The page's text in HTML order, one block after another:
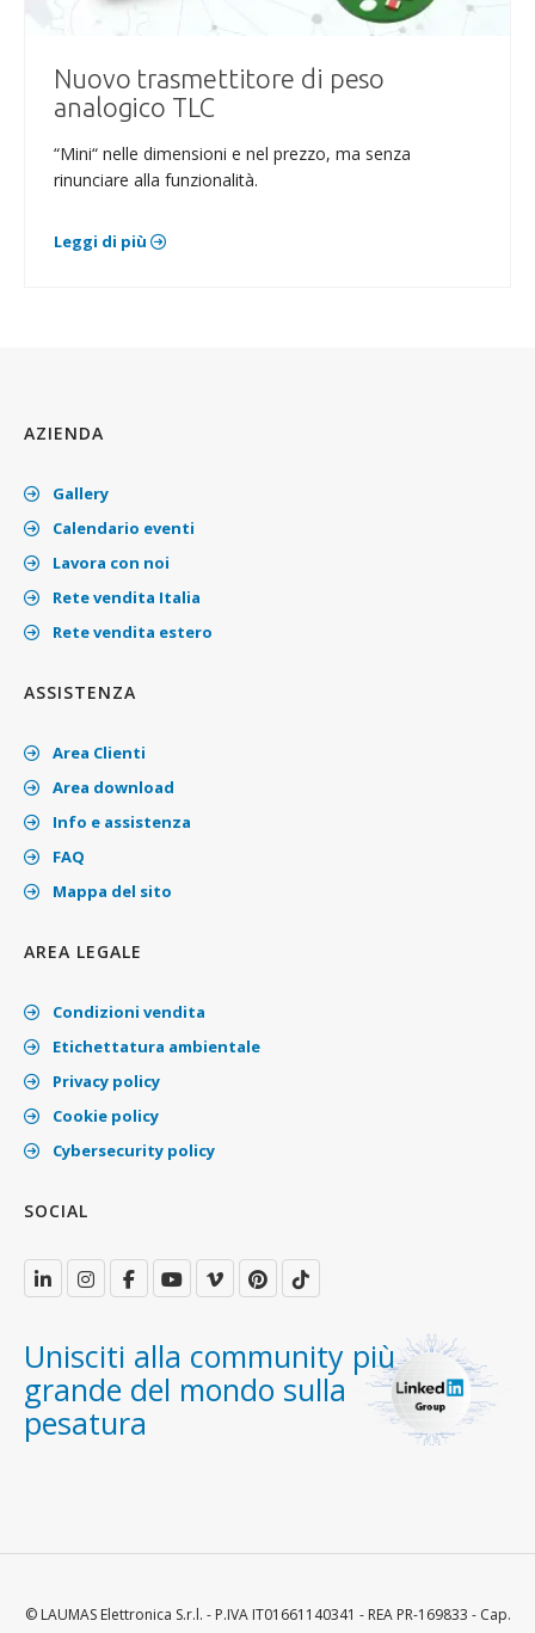
Nuovo trasmettitore di peso
analogico TLC
“Mini“ nelle dimensioni e nel prezzo, ma senza
rinunciare alla funzionalità.
Leggi di più
AZIENDA
Gallery
Calendario eventi
Lavora con noi
Rete vendita Italia
Rete vendita estero
ASSISTENZA
Area Clienti
Area download
Info e assistenza
FAQ
Mappa del sito
AREA LEGALE
Condizioni vendita
Etichettatura ambientale
Privacy policy
Cookie policy
Cybersecurity policy
SOCIAL
Unisciti alla community più
grande del mondo sulla
pesatura
© LAUMAS Elettronica S.r.l. - P.IVA IT01661140341 - REA PR-169833 - Cap.